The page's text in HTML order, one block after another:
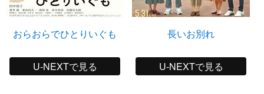
おらおらでひとりいぐも
U-NEXTで見る
長いお別れ
U-NEXTで見る